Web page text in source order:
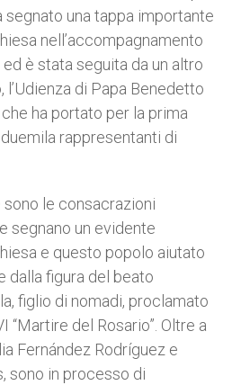
segnato una tappa importante
nell’accompagnamento
è stata seguita da un altro
di Papa Benedetto
ha portato per la prima
rappresentanti di
le consacrazioni
segnano un evidente
e questo popolo aiutato
dalla figura del beato
figlio di nomadi, proclamato
“Martire del Rosario”. Oltre a
Fernández Rodríguez e
sono in processo di